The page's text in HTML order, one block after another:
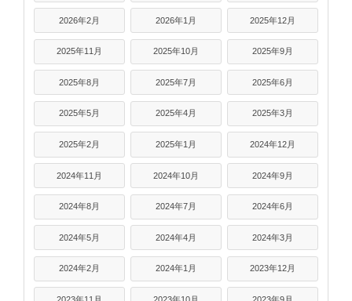
2026年2月 2026年1月 2025年12月
2025年11月 2025年10月 2025年9月
2025年8月 2025年7月 2025年6月
2025年5月 2025年4月 2025年3月
2025年2月 2025年1月 2024年12月
2024年11月 2024年10月 2024年9月
2024年8月 2024年7月 2024年6月
2024年5月 2024年4月 2024年3月
2024年2月 2024年1月 2023年12月